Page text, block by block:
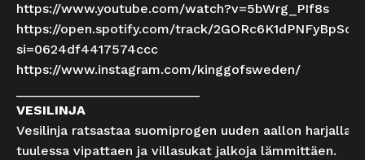
https://www.youtube.com/watch?v=5bWrg_PIf8s
https://open.spotify.com/track/
si=0624df4417574ccc
https://www.instagram.com/kinggofsweden/
VESILINJA
Vesilinja ratsastaa suomiprogen uuden aallon harjalla
tuulessa vipattaen ja villasukat jalkoja lämmittäen.